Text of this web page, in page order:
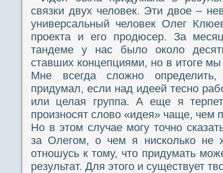
связки двух человек. Эти двое –
универсальный человек Олег
проекта и его продюсер. За
тандеме у нас было около
ставших концепциями, но в итоге
Мне всегда сложно
придумал, если над идеей тесно
или целая группа. А еще я
произносят слово «идея» чаще,
Но в этом случае могу точно
за Олегом, о чем я нисколько не
отношусь к тому, что придумать
результат. Для этого и существует